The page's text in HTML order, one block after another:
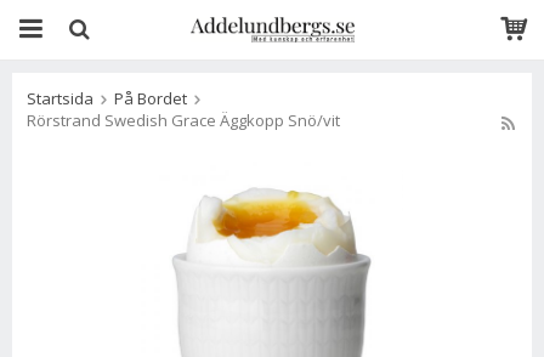
Startsida
På Bordet
Rörstrand Swedish Grace Äggkopp Snö/vit